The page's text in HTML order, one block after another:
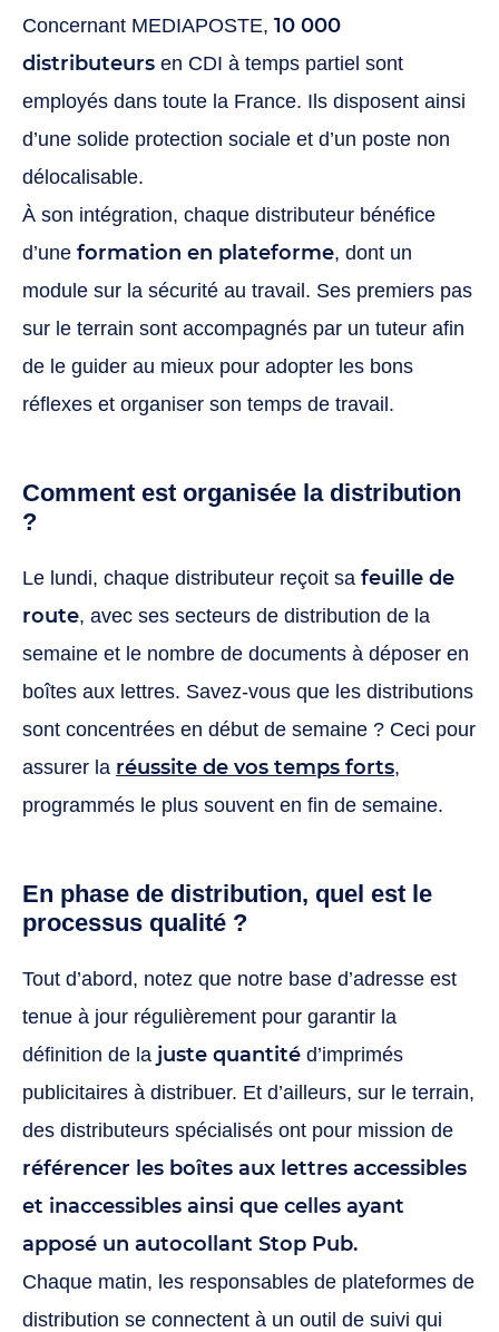
Concernant MEDIAPOSTE, 10 000
distributeurs en CDI à temps partiel sont
employés dans toute la France. Ils disposent ainsi
d’une solide protection sociale et d’un poste non
délocalisable.
À son intégration, chaque distributeur bénéfice
d’une formation en plateforme, dont un
module sur la sécurité au travail. Ses premiers pas
sur le terrain sont accompagnés par un tuteur afin
de le guider au mieux pour adopter les bons
réflexes et organiser son temps de travail.
Comment est organisée la distribution
?
Le lundi, chaque distributeur reçoit sa feuille de
route, avec ses secteurs de distribution de la
semaine et le nombre de documents à déposer en
boîtes aux lettres. Savez-vous que les distributions
sont concentrées en début de semaine ? Ceci pour
assurer la réussite de vos temps forts,
programmés le plus souvent en fin de semaine.
En phase de distribution, quel est le
processus qualité ?
Tout d’abord, notez que notre base d’adresse est
tenue à jour régulièrement pour garantir la
définition de la juste quantité d’imprimés
publicitaires à distribuer. Et d’ailleurs, sur le terrain,
des distributeurs spécialisés ont pour mission de
référencer les boîtes aux lettres accessibles
et inaccessibles ainsi que celles ayant
apposé un autocollant Stop Pub.
Chaque matin, les responsables de plateformes de
distribution se connectent à un outil de suivi qui